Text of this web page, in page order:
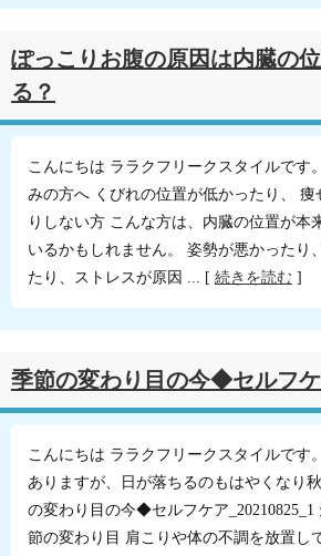
ぽっこりお腹の原因は内臓の
る？
こんにちは ララクフリークスタイルです
みの方へ くびれの位置が低かったり、 痩
りしない方 こんな方は、内臓の位置が本
いるかもしれません。 姿勢が悪かったり
たり、ストレスが原因 ... [ 続きを読む ]
季節の変わり目の今◆セルフ
こんにちは ララクフリークスタイルです
ありますが、日が落ちるのもはやくなり
の変わり目の今◆セルフケア
節の変わり目 肩こりや体の不調を放置し